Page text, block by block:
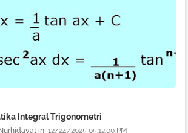
Integral Trigonometri
12/24/2025 05:12:00 PM